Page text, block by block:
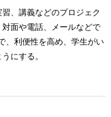
、講義などのプロジェク
面や電話、メールなどで
、利便性を高め、学生がい
にする。